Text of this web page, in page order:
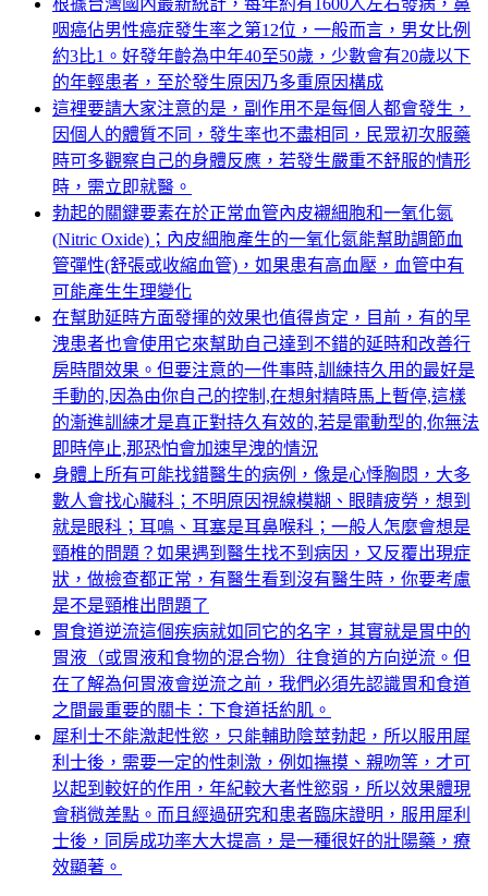
根據台灣國內最新統計，每年約有1600人左右發病，鼻
咽癌佔男性癌症發生率之第12位，一般而言，男女比例
約3比1。好發年齡為中年40至50歲，少數會有20歲以下
的年輕患者，至於發生原因乃多重原因構成
這裡要請大家注意的是，副作用不是每個人都會發生，
因個人的體質不同，發生率也不盡相同，民眾初次服藥
時可多觀察自己的身體反應，若發生嚴重不舒服的情形
時，需立即就醫。
勃起的關鍵要素在於正常血管內皮襯細胞和一氧化氮
(Nitric Oxide)；內皮細胞產生的一氧化氮能幫助調節血
管彈性(舒張或收縮血管)，如果患有高血壓，血管中有
可能產生生理變化
在幫助延時方面發揮的效果也值得肯定，目前，有的早
洩患者也會使用它來幫助自己達到不錯的延時和改善行
房時間效果。但要注意的一件事時,訓練持久用的最好是
手動的,因為由你自己的控制,在想射精時馬上暫停,這樣
的漸進訓練才是真正對持久有效的,若是電動型的,你無法
即時停止,那恐怕會加速早洩的情況
身體上所有可能找錯醫生的病例，像是心悸胸悶，大多
數人會找心臟科；不明原因視線模糊、眼睛疲勞，想到
就是眼科；耳鳴、耳塞是耳鼻喉科；一般人怎麼會想是
頸椎的問題？如果遇到醫生找不到病因，又反覆出現症
狀，做檢查都正常，有醫生看到沒有醫生時，你要考慮
是不是頸椎出問題了
胃食道逆流這個疾病就如同它的名字，其實就是胃中的
胃液（或胃液和食物的混合物）往食道的方向逆流。但
在了解為何胃液會逆流之前，我們必須先認識胃和食道
之間最重要的關卡：下食道括約肌。
犀利士不能激起性慾，只能輔助陰莖勃起，所以服用犀
利士後，需要一定的性刺激，例如撫摸、親吻等，才可
以起到較好的作用，年紀較大者性慾弱，所以效果體現
會稍微差點。而且經過研究和患者臨床證明，服用犀利
士後，同房成功率大大提高，是一種很好的壯陽藥，療
效顯著。